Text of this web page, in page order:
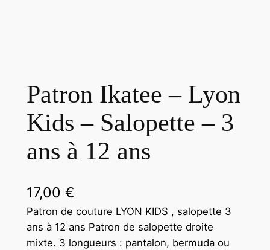
Patron Ikatee – Lyon
Kids – Salopette – 3
ans à 12 ans
17,00 €
Patron de couture LYON KIDS , salopette 3
ans à 12 ans Patron de salopette droite
mixte. 3 longueurs : pantalon, bermuda ou